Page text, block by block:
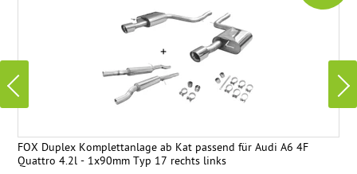
FOX Duplex Komplettanlage ab Kat passend für Audi A6 4F
Quattro 4.2l - 1x90mm Typ 17 rechts links